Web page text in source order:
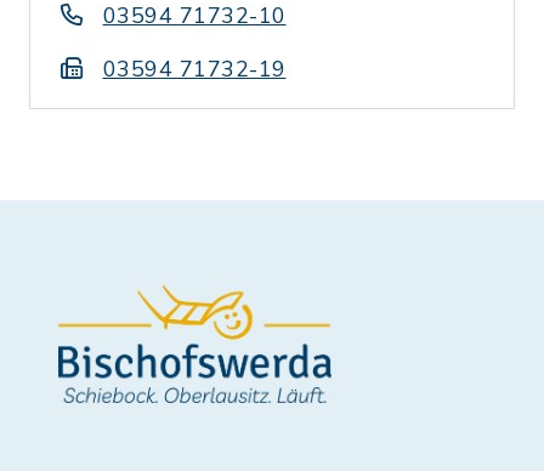
03594 71732-10
03594 71732-19